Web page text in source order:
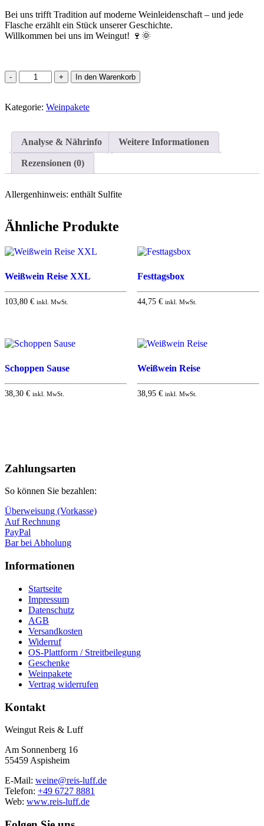
Bei uns trifft Tradition auf moderne Weinleidenschaft – und jede
Flasche erzählt ein Stück unserer Geschichte.
Willkommen bei uns im Weingut! 🍷🌞
Zum
Verschenken
In den Warenkorb
Kategorie: Weinpakete
Analyse & Nährinfo Weitere Informationen
Rezensionen (0)
Allergenhinweis: enthält Sulfite
Ähnliche Produkte
Weißwein Reise XXL
103,80 € inkl. MwSt.
Festtagsbox
44,75 € inkl. MwSt.
Schoppen Sause
38,30 € inkl. MwSt.
Weißwein Reise
38,95 € inkl. MwSt.
oben
Zahlungsarten
So können Sie bezahlen:
Überweisung (Vorkasse)
Auf Rechnung
PayPal
Bar bei Abholung
Informationen
Startseite
Impressum
Datenschutz
AGB
Versandkosten
Widerruf
OS-Plattform / Streitbeilegung
Geschenke
Weinpakete
Vertrag widerrufen
Kontakt
Weingut Reis & Luff
Am Sonnenberg 16
55459 Aspisheim
E-Mail: weine@reis-luff.de
Telefon: +49 6727 8881
Web: www.reis-luff.de